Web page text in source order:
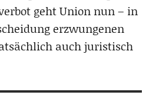
geht Union nun – in
erzwungenen
auch juristisch